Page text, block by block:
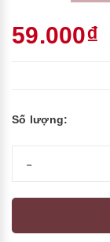
59.000₫
Số lượng:
-